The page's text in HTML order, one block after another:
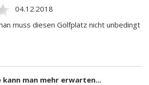
04.12.2018
muss diesen Golfplatz nicht unbedingt
kann man mehr erwarten...